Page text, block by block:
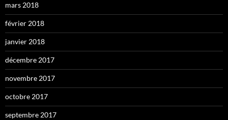
mars 2018
février 2018
janvier 2018
décembre 2017
novembre 2017
octobre 2017
septembre 2017